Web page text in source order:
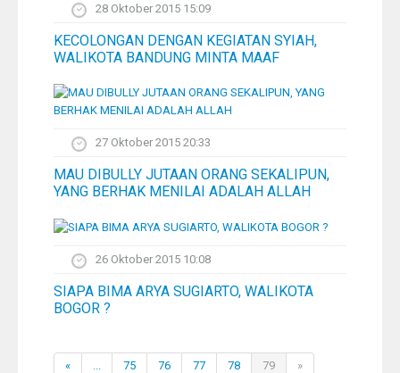
28 Oktober 2015 15:09
KECOLONGAN DENGAN KEGIATAN SYIAH,
WALIKOTA BANDUNG MINTA MAAF
27 Oktober 2015 20:33
MAU DIBULLY JUTAAN ORANG SEKALIPUN,
YANG BERHAK MENILAI ADALAH ALLAH
26 Oktober 2015 10:08
SIAPA BIMA ARYA SUGIARTO, WALIKOTA
BOGOR ?
« ... 75 76 77 78 79 »